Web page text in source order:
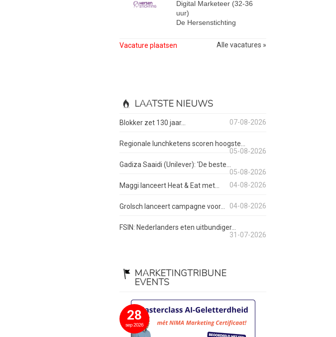
Digital Marketeer (32-36
uur)
De Hersenstichting
Vacature plaatsen Alle vacatures »
LAATSTE NIEUWS
Blokker zet 130 jaar... 07-08-2026
Regionale lunchketens scoren hoogste...
05-08-2026
Gadiza Saaidi (Unilever): 'De beste...
05-08-2026
Maggi lanceert Heat & Eat met...
04-08-2026
Grolsch lanceert campagne voor... 04-08-2026
FSIN: Nederlanders eten uitbundiger...
31-07-2026
MARKETINGTRIBUNE
EVENTS
28
sep 2026